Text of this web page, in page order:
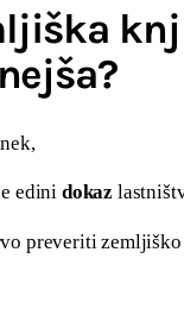
edini dokaz
preveriti